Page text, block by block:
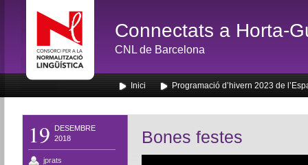
Connectats a Horta-
CNL de Barcelona
Inici Programació d’hivern 2023 de
19
DESEMBRE
2018
jprats
Bones festes